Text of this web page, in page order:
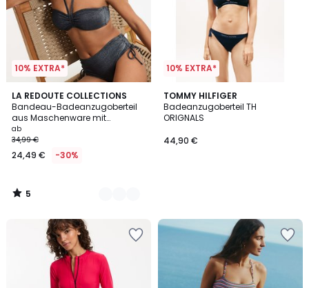
10% EXTRA*
LA REDOUTE COLLECTIONS
Bandeau-Badeanzugoberteil
aus Maschenware mit
metallisierten Fasern
ab
34,99 €
24,49 € -30%
5
/
5
2
Farben
5
/
10% EXTRA*
TOMMY HILFIGER
Badeanzugoberteil TH
ORIGNALS
44,90 €